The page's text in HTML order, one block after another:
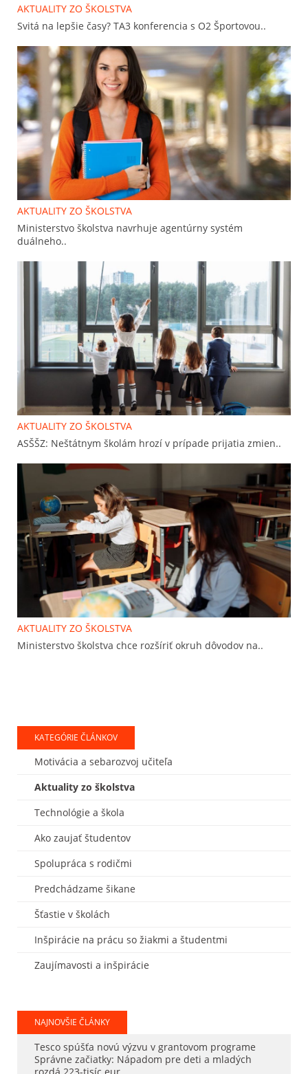
AKTUALITY ZO ŠKOLSTVA
Svitá na lepšie časy? TA3 konferencia s O2 Športovou..
AKTUALITY ZO ŠKOLSTVA
Ministerstvo školstva navrhuje agentúrny systém
duálneho..
AKTUALITY ZO ŠKOLSTVA
ASŠŠZ: Neštátnym školám hrozí v prípade prijatia zmien..
AKTUALITY ZO ŠKOLSTVA
Ministerstvo školstva chce rozšíriť okruh dôvodov na..
KATEGÓRIE ČLÁNKOV
Motivácia a sebarozvoj učiteľa
Aktuality zo školstva
Technológie a škola
Ako zaujať študentov
Spolupráca s rodičmi
Predchádzame šikane
Šťastie v školách
Inšpirácie na prácu so žiakmi a študentmi
Zaujímavosti a inšpirácie
NAJNOVŠIE ČLÁNKY
Tesco spúšťa novú výzvu v grantovom programe
Správne začiatky: Nápadom pre deti a mladých